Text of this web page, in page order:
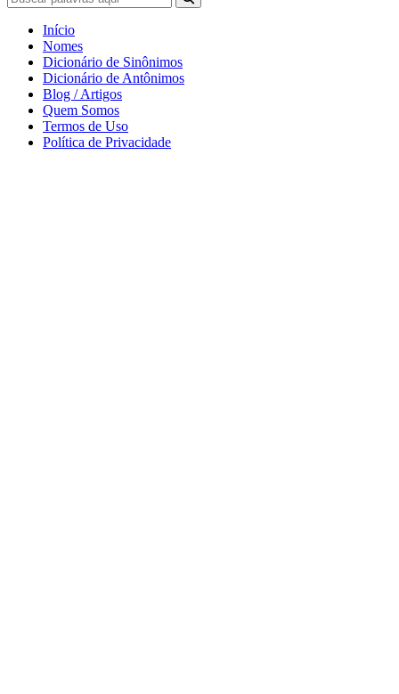
Início
Nomes
Dicionário de Sinônimos
Dicionário de Antônimos
Blog / Artigos
Quem Somos
Termos de Uso
Política de Privacidade